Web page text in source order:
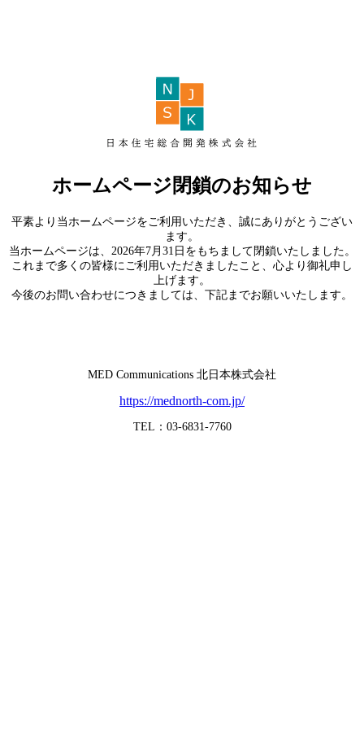
ホームページ閉鎖のお知らせ
平素より当ホームページをご利用いただき、誠にありがとうござい
ます。
当ホームページは、2026年7月31日をもちまして閉鎖いたしました。
これまで多くの皆様にご利用いただきましたこと、心より御礼申し
上げます。
今後のお問い合わせにつきましては、下記までお願いいたします。
MED Communications 北日本株式会社
https://mednorth-com.jp/
TEL：03-6831-7760